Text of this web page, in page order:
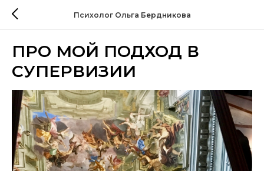
Психолог Ольга Бердникова
ПРО МОЙ ПОДХОД В
СУПЕРВИЗИИ